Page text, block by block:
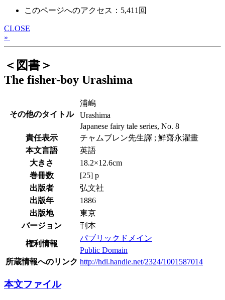
このページへのアクセス：5,411回
CLOSE
»
＜図書＞
The fisher-boy Urashima
その他のタイトル
浦嶋
Urashima
Japanese fairy tale series, No. 8
責任表示
チャムブレン先生譯 ; 鮮齋永濯畫
本文言語
英語
大きさ
18.2×12.6cm
巻冊数
[25] p
出版者
弘文社
出版年
1886
出版地
東京
バージョン
刊本
権利情報
パブリックドメイン
Public Domain
所蔵情報へのリンク http://hdl.handle.net/2324/1001587014
本文ファイル